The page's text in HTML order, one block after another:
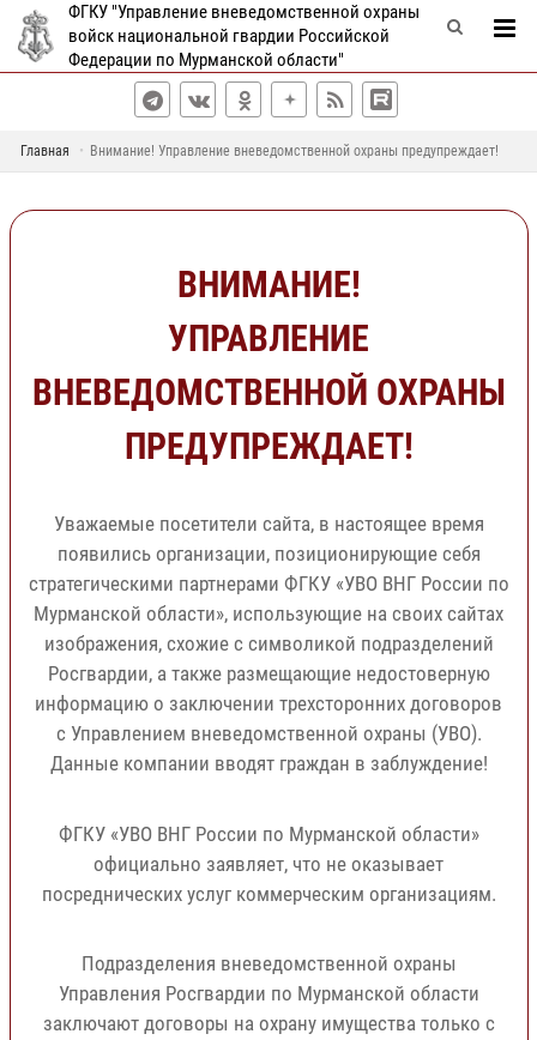
ФГКУ "Управление вневедомственной охраны
войск национальной гвардии Российской
Федерации по Мурманской области"
Главная Внимание! Управление вневедомственной охраны предупреждает!
ВНИМАНИЕ!
УПРАВЛЕНИЕ
ВНЕВЕДОМСТВЕННОЙ ОХРАНЫ
ПРЕДУПРЕЖДАЕТ!
Уважаемые посетители сайта, в настоящее время
появились организации, позиционирующие себя
стратегическими партнерами ФГКУ «УВО ВНГ России по
Мурманской области», использующие на своих сайтах
изображения, схожие с символикой подразделений
Росгвардии, а также размещающие недостоверную
информацию о заключении трехсторонних договоров
с Управлением вневедомственной охраны (УВО).
Данные компании вводят граждан в заблуждение!
ФГКУ «УВО ВНГ России по Мурманской области»
официально заявляет, что не оказывает
посреднических услуг коммерческим организациям.
Подразделения вневедомственной охраны
Управления Росгвардии по Мурманской области
заключают договоры на охрану имущества только с